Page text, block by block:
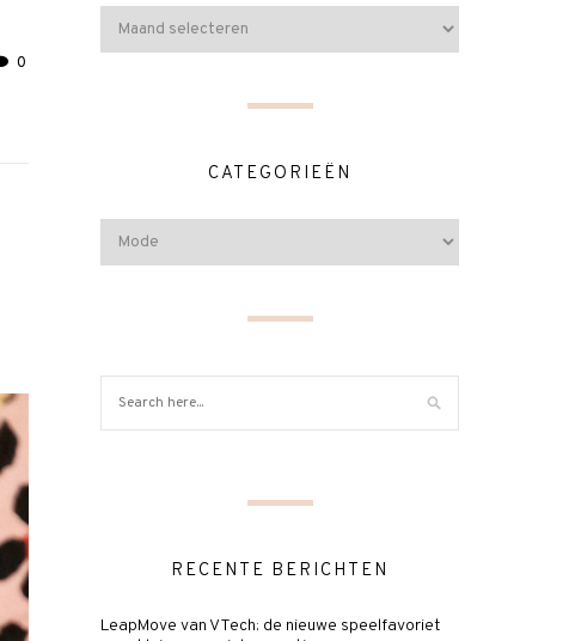
0
CATEGORIEËN
RECENTE BERICHTEN
LeapMove van VTech: de nieuwe speelfavoriet